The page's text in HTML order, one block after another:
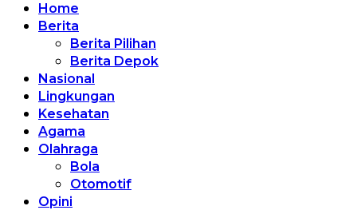
Home
Berita
Berita Pilihan
Berita Depok
Nasional
Lingkungan
Kesehatan
Agama
Olahraga
Bola
Otomotif
Opini